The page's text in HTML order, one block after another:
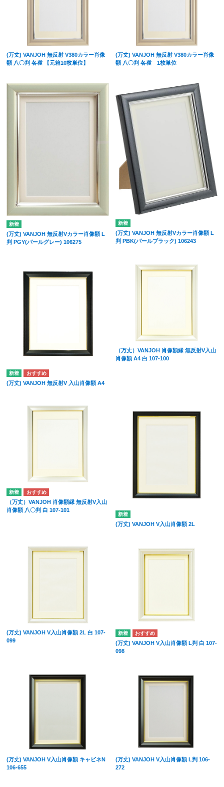
(万丈) VANJOH 無反射 V380カラー肖像
額 八〇判 各種 【元箱10枚単位】
(万丈) VANJOH 無反射 V380カラー肖像
額 八〇判 各種 1枚単位
(万丈) VANJOH 無反射Vカラー肖像額 L
判 PGY(パールグレー) 106275
(万丈) VANJOH 無反射Vカラー肖像額 L
判 PBK(パールブラック) 106243
(万丈) VANJOH 無反射V 入山肖像額 A4
（万丈）VANJOH 肖像額縁 無反射V入山
肖像額 A4 白 107-100
（万丈）VANJOH 肖像額縁 無反射V入山
肖像額 八〇判 白 107-101
(万丈) VANJOH V入山肖像額 2L
(万丈) VANJOH V入山肖像額 2L 白 107-
099
(万丈) VANJOH V入山肖像額 L判 白 107-
098
(万丈) VANJOH V入山肖像額 キャビネN
106-655
(万丈) VANJOH V入山肖像額 L判 106-
272